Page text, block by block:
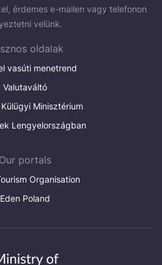
érdemes e-mailen vagy telefonon
velünk.
oldalak
vasúti menetrend
Valutaváltó
Minisztérium
Lengyelországban
Our portals
Organisation
Eden Poland